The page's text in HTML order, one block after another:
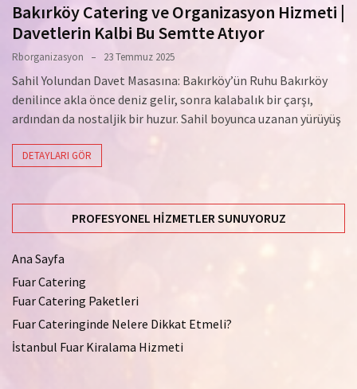
Bakırköy Catering ve Organizasyon Hizmeti |
Davetlerin Kalbi Bu Semtte Atıyor
Rborganizasyon 23 Temmuz 2025
Sahil Yolundan Davet Masasına: Bakırköy’ün Ruhu Bakırköy
denilince akla önce deniz gelir, sonra kalabalık bir çarşı,
ardından da nostaljik bir huzur. Sahil boyunca uzanan yürüyüş
DETAYLARI GÖR
PROFESYONEL HIZMETLER SUNUYORUZ
Ana Sayfa
Fuar Catering
Fuar Catering Paketleri
Fuar Cateringinde Nelere Dikkat Etmeli?
İstanbul Fuar Kiralama Hizmeti